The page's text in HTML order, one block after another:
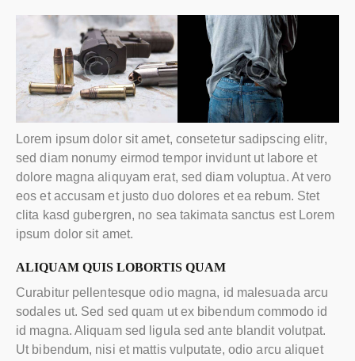
Lorem ipsum dolor sit amet, consetetur sadipscing elitr,
sed diam nonumy eirmod tempor invidunt ut labore et
dolore magna aliquyam erat, sed diam voluptua. At vero
eos et accusam et justo duo dolores et ea rebum. Stet
clita kasd gubergren, no sea takimata sanctus est Lorem
ipsum dolor sit amet.
ALIQUAM QUIS LOBORTIS QUAM
Curabitur pellentesque odio magna, id malesuada arcu
sodales ut. Sed sed quam ut ex bibendum commodo id
id magna. Aliquam sed ligula sed ante blandit volutpat.
Ut bibendum, nisi et mattis vulputate, odio arcu aliquet